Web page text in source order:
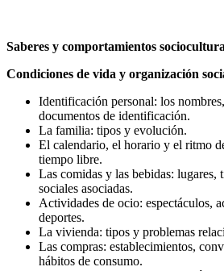
Saberes y comportamientos
Condiciones de vida y organización
Identificación personal: los
documentos de identificación.
La familia: tipos y evolución.
El calendario, el horario y el ritmo
tiempo libre.
Las comidas y las bebidas: lugares,
sociales asociadas.
Actividades de ocio: espectáculos,
deportes.
La vivienda: tipos y problemas
Las compras: establecimientos,
hábitos de consumo.